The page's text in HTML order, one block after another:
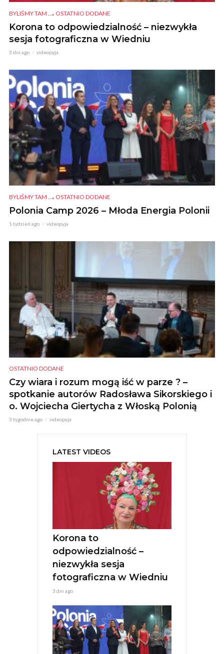
BYLIŚMY TAM ... , OSTATNIO DODANE
Korona to odpowiedzialność – niezwykła
sesja fotograficzna w Wiedniu
3 dni ago videopyja
BYLIŚMY TAM ... , OSTATNIO DODANE
Polonia Camp 2026 – Młoda Energia Polonii
1 tydzień ago videopyja
OSTATNIO DODANE
Czy wiara i rozum mogą iść w parze ? –
spotkanie autorów Radosława Sikorskiego i
o. Wojciecha Giertycha z Włoską Polonią
3 tygodnie ago videopyja
LATEST VIDEOS
Korona to
odpowiedzialność –
niezwykła sesja
fotograficzna w Wiedniu
3 dni ago